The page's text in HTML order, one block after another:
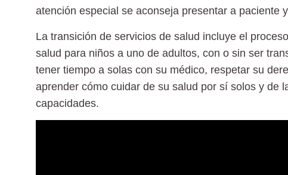
atención especial se aconseja presentar a paciente
La transición de servicios de salud incluye el
salud para niños a uno de adultos, con o sin ser
tener tiempo a solas con su médico, respetar su
aprender cómo cuidar de su salud por sí solos y de
capacidades.